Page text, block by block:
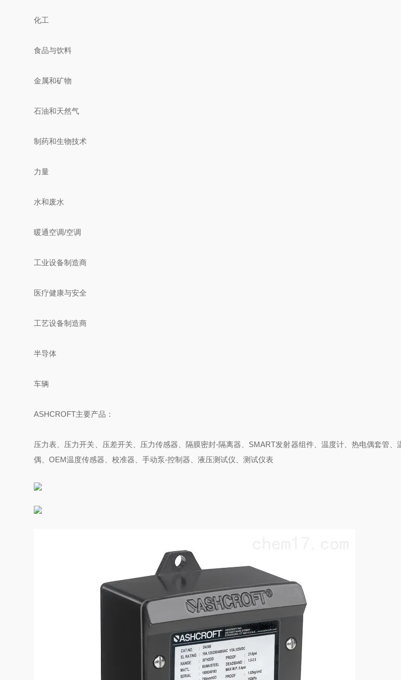
化工
食品与饮料
金属和矿物
石油和天然气
制药和生物技术
力量
水和废水
暖通空调/空调
工业设备制造商
医疗健康与安全
工艺设备制造商
半导体
车辆
ASHCROFT主要产品：
压力表、压力开关、压差开关、压力传感器、隔膜密封-隔离器、SMART发射器组件、温度计、热电偶套管、
偶、OEM温度传感器、校准器、手动泵-控制器、液压测试仪、测试仪表